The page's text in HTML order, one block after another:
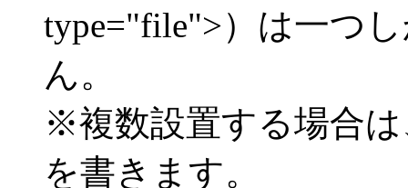
type="file">）は一つ
ん。
※複数設置する場合
を書きます。